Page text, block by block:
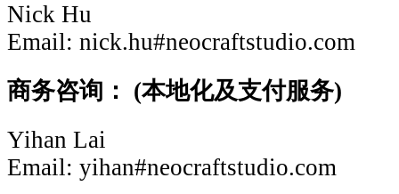
Nick Hu
Email: nick.hu#neocraftstudio.com
商务咨询： (本地化及支付服务)
Yihan Lai
Email: yihan#neocraftstudio.com